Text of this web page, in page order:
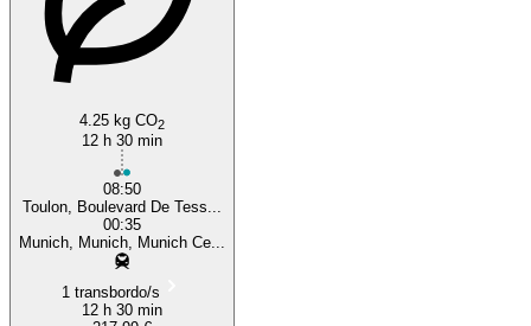
4.25 kg CO2
12 h 30 min
08:50
Toulon, Boulevard De Tess...
00:35
Munich, Munich, Munich Ce...
1 transbordo/s
12 h 30 min